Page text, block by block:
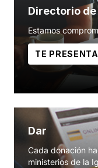
Directorio de
Estamos
TE
Dar
Cada donación
ministerios de la